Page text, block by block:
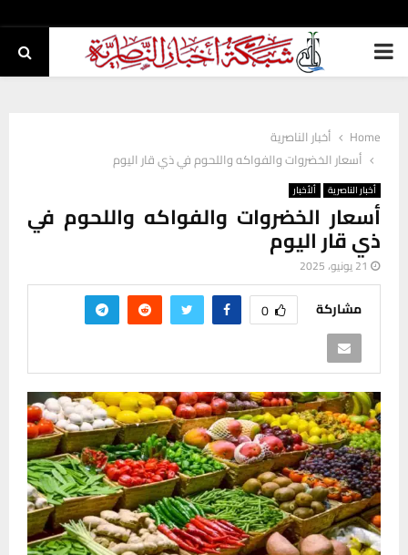
PRIMARY
Home
أخبار الناصرية
أسعار الخضروات والفواكه واللحوم في ذي قار اليوم
أخبار الناصرية ألأخبار
أسعار الخضروات والفواكه واللحوم في
ذي قار اليوم
21 يونيو، 2025
مشاركة 0